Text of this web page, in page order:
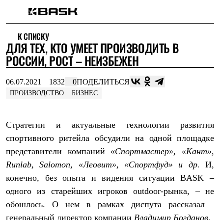
Интернет-магазин
Мужская одежда
Утепленная пухом
Куртки
Жилеты
Комбинезоны
Брюки
Штормовая одежда
Куртки
Брюки
Софтшелл одежда
Куртки
Брюки
Куртки
Брюки
К СПИСКУ
ДЛЯ ТЕХ, КТО УМЕЕТ ПРОИЗВОДИТЬ В
РОССИИ, РОСТ – НЕИЗБЕЖЕН
06.07.2021 1832 0ПОДЕЛИТЬСЯ
ПРОИЗВОДСТВО БИЗНЕС
Стратегии и актуальные технологии развития
спортивного ритейла обсудили на одной площадке
представители компаний «Спортмастер», «Кант»,
Runlab, Salomon, «Леовит», «Спортфуд» и др. И,
конечно, без опыта и видения ситуации BASK –
одного из старейших игроков outdoor-рынка, – не
обошлось. О нем в рамках диспута рассказал
генеральный директор компании Владимир Богданов.